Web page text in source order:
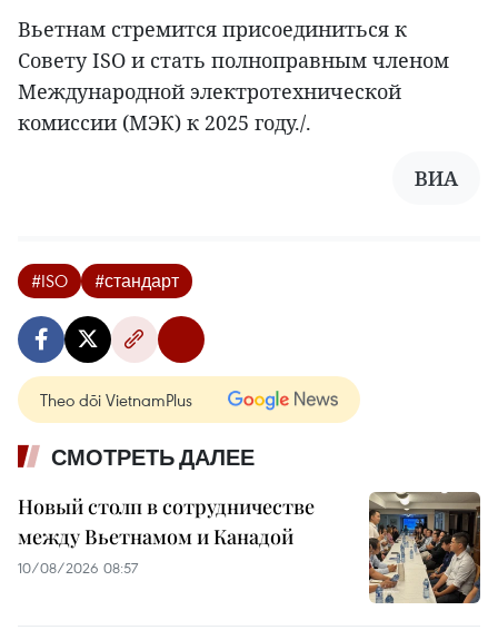
Вьетнам стремится присоединиться к
Совету ISO и стать полноправным членом
Международной электротехнической
комиссии (МЭК) к 2025 году./.
ВИА
#ISO #стандарт
Theo dõi VietnamPlus
СМОТРЕТЬ ДАЛЕЕ
Новый столп в сотрудничестве
между Вьетнамом и Канадой
10/08/2026 08:57